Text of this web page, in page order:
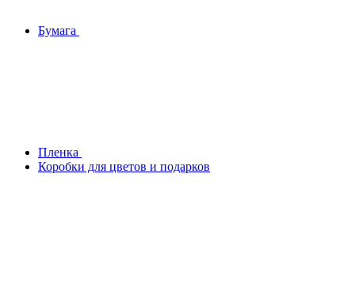
Бумага
Плeнка
Коробки для цветов и подарков